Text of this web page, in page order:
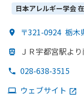
日本アレルギー学会
〒321-0924 栃木
ＪＲ宇都宮駅より
028-638-3515
ウェブサイト